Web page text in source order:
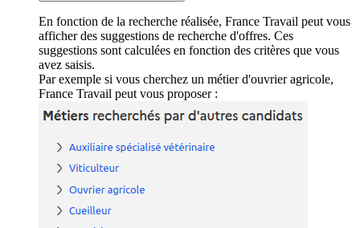
En fonction de la recherche réalisée, France Travail peut vous
afficher des suggestions de recherche d'offres. Ces
suggestions sont calculées en fonction des critères que vous
avez saisis.
Par exemple si vous cherchez un métier d'ouvrier agricole,
France Travail peut vous proposer :